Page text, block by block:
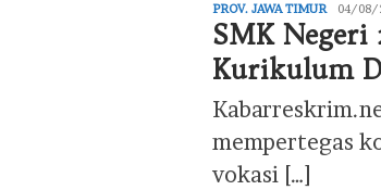
PROV. JAWA TIMUReditor
04/08/
SMK Negeri
Kurikulum
mempertegas
vokasi […]